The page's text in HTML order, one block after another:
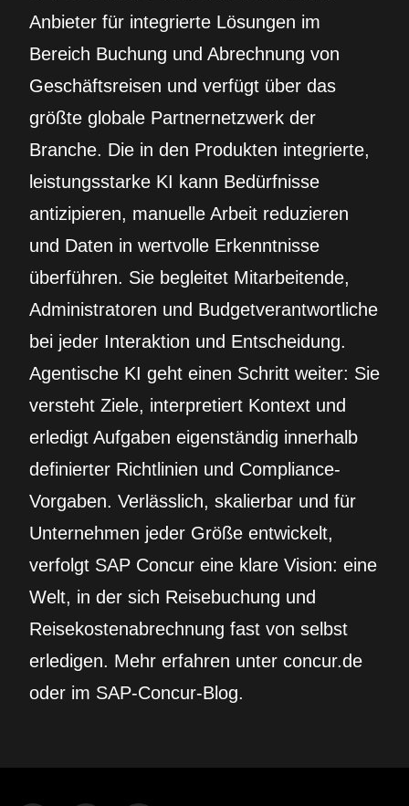
Anbieter für integrierte Lösungen im
Bereich Buchung und Abrechnung von
Geschäftsreisen und verfügt über das
größte globale Partnernetzwerk der
Branche. Die in den Produkten integrierte,
leistungsstarke KI kann Bedürfnisse
antizipieren, manuelle Arbeit reduzieren
und Daten in wertvolle Erkenntnisse
überführen. Sie begleitet Mitarbeitende,
Administratoren und Budgetverantwortliche
bei jeder Interaktion und Entscheidung.
Agentische KI geht einen Schritt weiter: Sie
versteht Ziele, interpretiert Kontext und
erledigt Aufgaben eigenständig innerhalb
definierter Richtlinien und Compliance-
Vorgaben. Verlässlich, skalierbar und für
Unternehmen jeder Größe entwickelt,
verfolgt SAP Concur eine klare Vision: eine
Welt, in der sich Reisebuchung und
Reisekostenabrechnung fast von selbst
erledigen. Mehr erfahren unter concur.de
oder im SAP-Concur-Blog.